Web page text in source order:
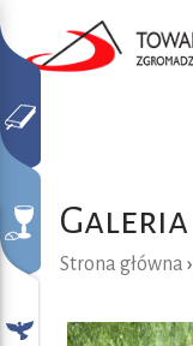
Galeria
Strona główna ›